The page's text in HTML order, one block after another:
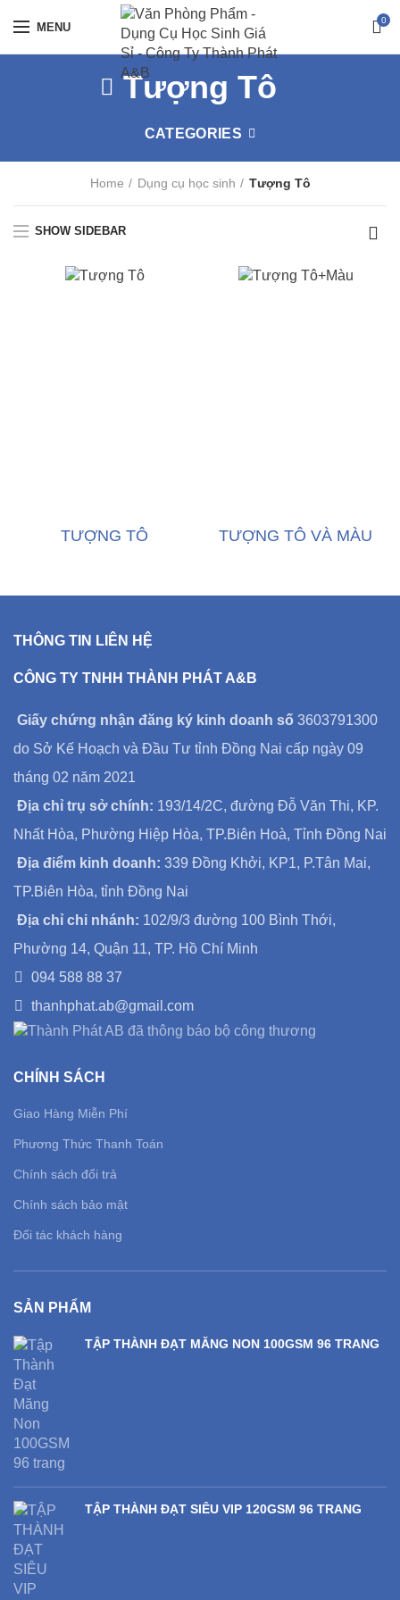
MENU 0
Tượng Tô
CATEGORIES
Home Dụng cụ học sinh Tượng Tô
SHOW SIDEBAR
TƯỢNG TÔ TƯỢNG TÔ VÀ MÀU
THÔNG TIN LIÊN HỆ
CÔNG TY TNHH THÀNH PHÁT A&B
Giấy chứng nhận đăng ký kinh doanh số 3603791300
do Sở Kế Hoạch và Đầu Tư tỉnh Đồng Nai cấp ngày 09
tháng 02 năm 2021
Địa chỉ trụ sở chính: 193/14/2C, đường Đỗ Văn Thi, KP.
Nhất Hòa, Phường Hiệp Hòa, TP.Biên Hoà, Tỉnh Đồng Nai
Địa điểm kinh doanh: 339 Đồng Khởi, KP1, P.Tân Mai,
TP.Biên Hòa, tỉnh Đồng Nai
Địa chỉ chi nhánh: 102/9/3 đường 100 Bình Thới,
Phường 14, Quận 11, TP. Hồ Chí Minh
094 588 88 37
thanhphat.ab@gmail.com
CHÍNH SÁCH
Giao Hàng Miễn Phí
Phương Thức Thanh Toán
Chính sách đổi trả
Chính sách bảo mật
Đối tác khách hàng
SẢN PHẨM
TẬP THÀNH ĐẠT MĂNG NON 100GSM 96 TRANG
TẬP THÀNH ĐẠT SIÊU VIP 120GSM 96 TRANG